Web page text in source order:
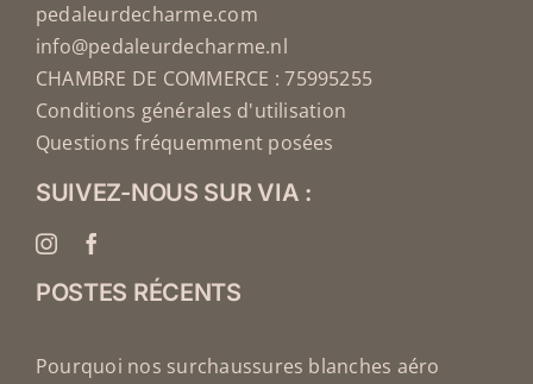
pedaleurdecharme.com
info@pedaleurdecharme.nl
CHAMBRE DE COMMERCE : 75995255
Conditions générales d'utilisation
Questions fréquemment posées
SUIVEZ-NOUS SUR VIA :
POSTES RÉCENTS
Pourquoi nos surchaussures blanches aéro